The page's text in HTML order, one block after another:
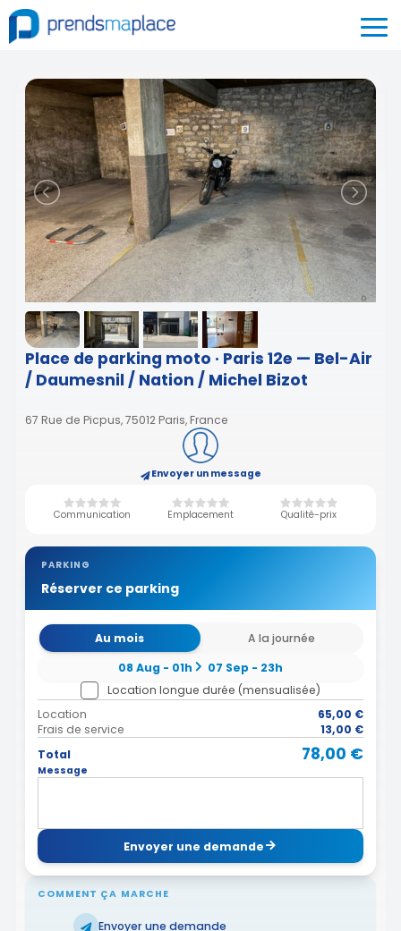
Place de parking moto · Paris 12e — Bel-Air
/ Daumesnil / Nation / Michel Bizot
67 Rue de Picpus, 75012 Paris, France
Envoyer un message
Communication Emplacement Qualité-prix
PARKING
Réserver ce parking
Au mois
A la journée
08 Aug - 01h
07 Sep - 23h
Location longue durée (mensualisée)
Location
65,00 €
Frais de service
13,00 €
Total
78,00 €
Message
Envoyer une demande
COMMENT ÇA MARCHE
Envoyer une demande